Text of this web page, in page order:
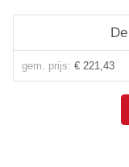
gem. prijs: € 221,43